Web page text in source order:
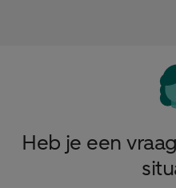
Heb je een